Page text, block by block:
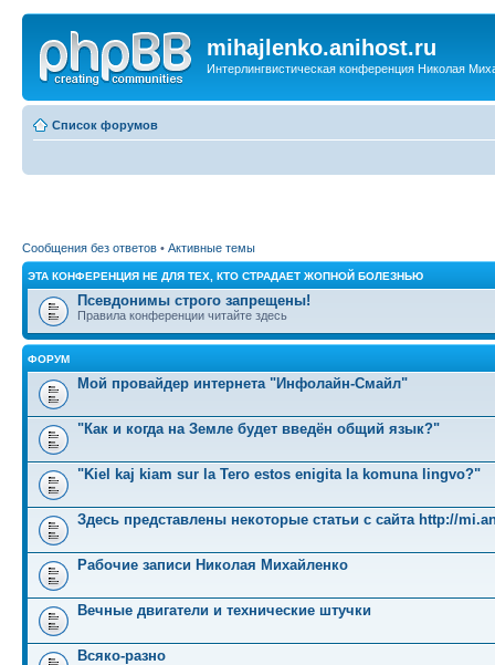
mihajlenko.anihost.ru
Интерлингвистическая конференция Николая
Список форумов
Сообщения без ответов • Активные темы
ЭТА КОНФЕРЕНЦИЯ НЕ ДЛЯ ТЕХ, КТО СТРАДАЕТ ЖОПНОЙ БОЛЕЗНЬЮ
Псевдонимы строго запрещены!
Правила конференции читайте здесь
ФОРУМ
Мой провайдер интернета "Инфолайн-Смайл"
"Как и когда на Земле будет введён общий язык?"
"Kiel kaj kiam sur la Tero estos enigita la komuna lingvo?"
Здесь представлены некоторые статьи с сайта http://
Рабочие записи Николая Михайленко
Вечные двигатели и технические штучки
Всяко-разно